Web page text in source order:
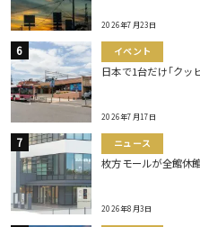
2026年7月23日
イベント
日本で1台だけ｢クッ
2026年7月17日
ニュース
枚方モールが全館休
2026年8月3日